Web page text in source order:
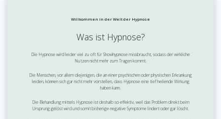
Willkommen in der Welt der Hypnose
Was ist Hypnose?
Die Hypnose wird leider viel zu oft für Showhypnose missbraucht, sodass der wirkliche
Nutzen nicht mehr zum Tragen kommt.
Die Menschen, vor allem diejenigen, die an einer psychischen oder physischen Erkrankung
leiden, können sich gar nicht mehr vorstellen, dass Hypnose eine tief heilende Wirkung
haben kann.
Die Behandlung mittels Hypnose ist deshalb so effektiv, weil das Problem direkt beim
Ursprung gelöst wird und somit bisherige negative Symptome lindert oder gar löscht.